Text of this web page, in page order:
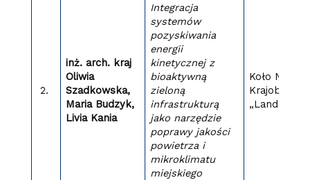
2.
inż. arch. kraj
Oliwia
Szadkowska,
Maria Budzyk,
Livia Kania
Integracja
systemów
pozyskiwania
energii
kinetycznej z
bioaktywną
zieloną
infrastrukturą
jako narzędzie
poprawy jakości
powietrza i
mikroklimatu
miejskiego
Koło
Krajobrazy